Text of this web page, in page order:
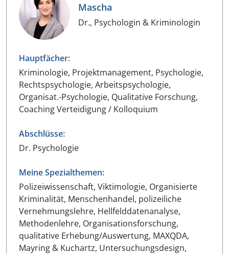
Mascha
Dr., Psychologin & Kriminologin
Hauptfächer:
Kriminologie, Projektmanagement, Psychologie,
Rechtspsychologie, Arbeitspsychologie,
Organisat.-Psychologie, Qualitative Forschung,
Coaching Verteidigung / Kolloquium
Abschlüsse:
Dr. Psychologie
Meine Spezialthemen:
Polizeiwissenschaft, Viktimologie, Organisierte
Kriminalität, Menschenhandel, polizeiliche
Vernehmungslehre, Hellfelddatenanalyse,
Methodenlehre, Organisationsforschung,
qualitative Erhebung/Auswertung, MAXQDA,
Mayring & Kuchartz, Untersuchungsdesign,